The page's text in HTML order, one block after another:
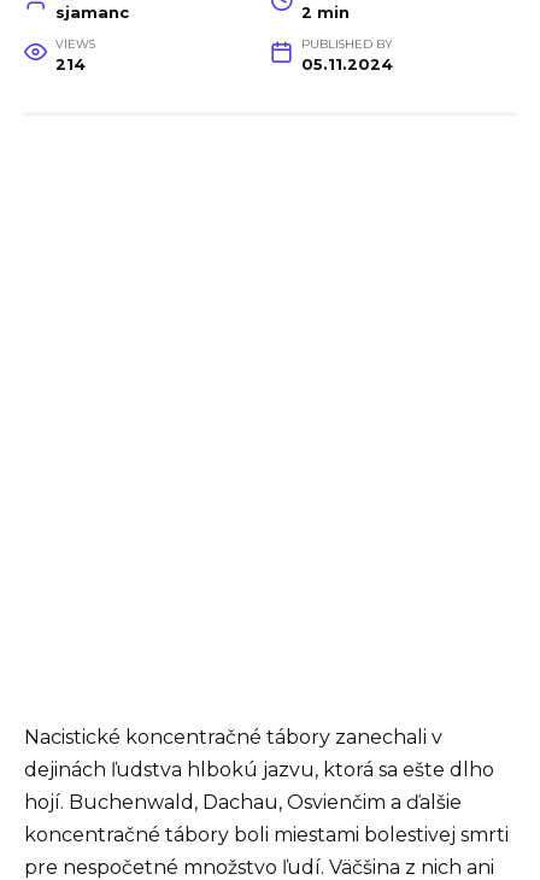
sjamanc 2 min
VIEWS
214
PUBLISHED BY
05.11.2024
Nacistické koncentračné tábory zanechali v
dejinách ľudstva hlbokú jazvu, ktorá sa ešte dlho
hojí. Buchenwald, Dachau, Osvienčim a ďalšie
koncentračné tábory boli miestami bolestivej smrti
pre nespočetné množstvo ľudí. Väčšina z nich ani